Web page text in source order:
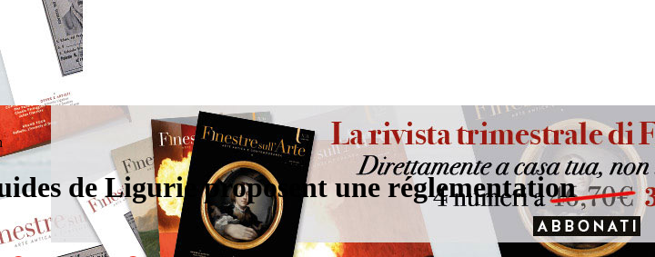
de Ligurie proposent une réglementation